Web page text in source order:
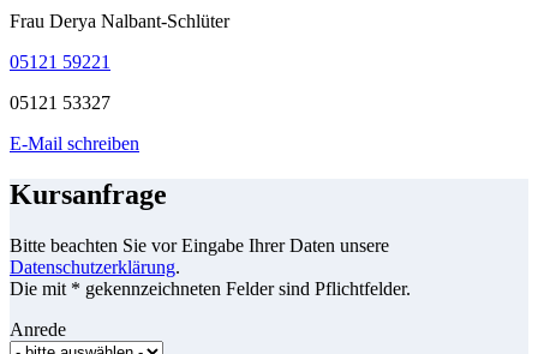
Frau Derya Nalbant-Schlüter
05121 59221
05121 53327
E-Mail schreiben
Kursanfrage
Bitte beachten Sie vor Eingabe Ihrer Daten unsere
Datenschutzerklärung.
Die mit * gekennzeichneten Felder sind Pflichtfelder.
Anrede